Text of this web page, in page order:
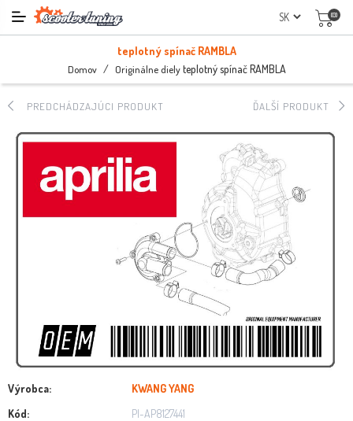
(0)
teplotný spínač RAMBLA
Domov / Originálne diely teplotný spínač RAMBLA
PREDCHÁDZAJÚCI PRODUKT ĎALŠÍ PRODUKT
Výrobca:
KWANG YANG
Kód:
PI-AP8127441